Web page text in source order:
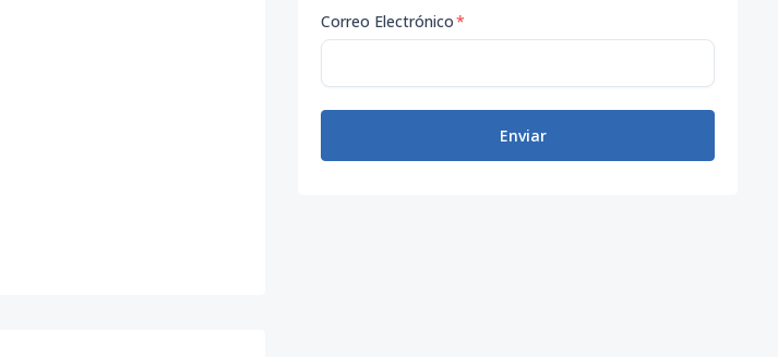
Correo Electrónico*
Enviar